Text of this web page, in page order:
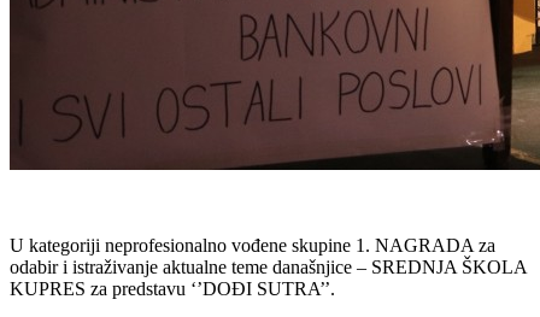
U kategoriji neprofesionalno vođene skupine 1. NAGRADA za
odabir i istraživanje aktualne teme današnjice – SREDNJA ŠKOLA
KUPRES za predstavu ‘’DOĐI SUTRA’’.